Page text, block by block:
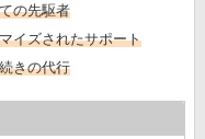
の先駆者
イズされたサポート
きの代行